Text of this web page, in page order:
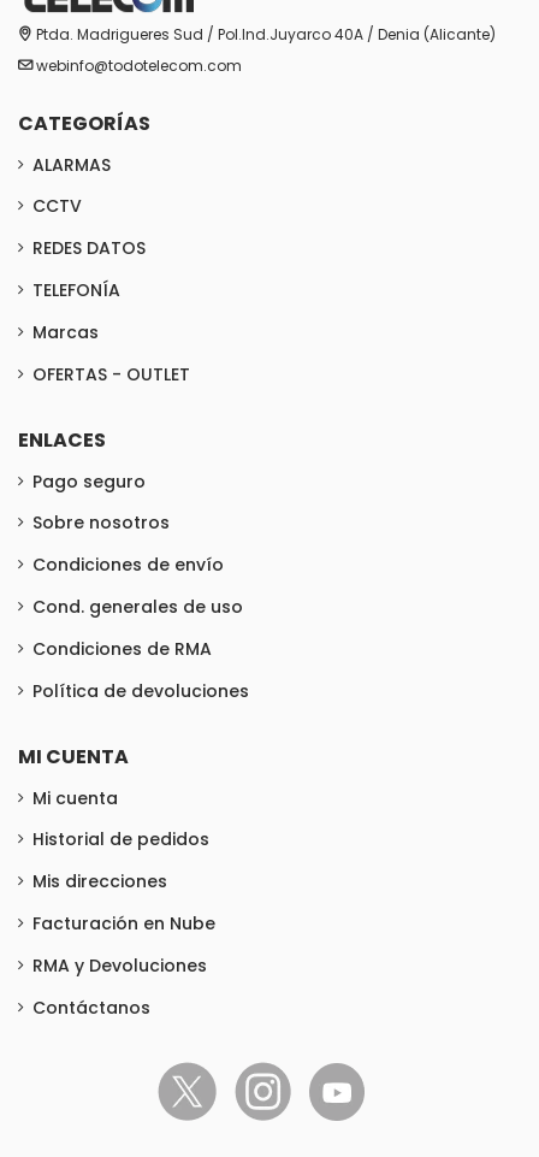
Ptda. Madrigueres Sud / Pol.Ind.Juyarco 40A / Denia (Alicante)
webinfo@todotelecom.com
CATEGORÍAS
ALARMAS
CCTV
REDES DATOS
TELEFONÍA
Marcas
OFERTAS - OUTLET
ENLACES
Pago seguro
Sobre nosotros
Condiciones de envío
Cond. generales de uso
Condiciones de RMA
Política de devoluciones
MI CUENTA
Mi cuenta
Historial de pedidos
Mis direcciones
Facturación en Nube
RMA y Devoluciones
Contáctanos